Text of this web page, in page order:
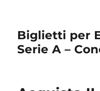
Biglietti per
Serie A –